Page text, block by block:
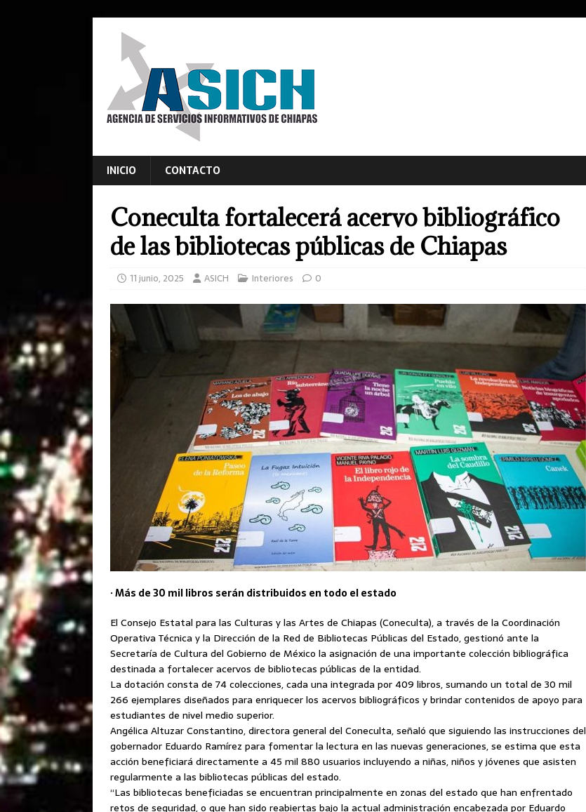
INICIO CONTACTO
Coneculta fortalecerá acervo bibliográfico
de las bibliotecas públicas de Chiapas
11 junio, 2025 ASICH Interiores 0
· Más de 30 mil libros serán distribuidos en todo el estado
El Consejo Estatal para las Culturas y las Artes de Chiapas (Coneculta), a través de la Coordinación
Operativa Técnica y la Dirección de la Red de Bibliotecas Públicas del Estado, gestionó ante la
Secretaría de Cultura del Gobierno de México la asignación de una importante colección bibliográfica
destinada a fortalecer acervos de bibliotecas públicas de la entidad.
La dotación consta de 74 colecciones, cada una integrada por 409 libros, sumando un total de 30 mil
266 ejemplares diseñados para enriquecer los acervos bibliográficos y brindar contenidos de apoyo para
estudiantes de nivel medio superior.
Angélica Altuzar Constantino, directora general del Coneculta, señaló que siguiendo las instrucciones del
gobernador Eduardo Ramírez para fomentar la lectura en las nuevas generaciones, se estima que esta
acción beneficiará directamente a 45 mil 880 usuarios incluyendo a niñas, niños y jóvenes que asisten
regularmente a las bibliotecas públicas del estado.
“Las bibliotecas beneficiadas se encuentran principalmente en zonas del estado que han enfrentado
retos de seguridad, o que han sido reabiertas bajo la actual administración encabezada por Eduardo